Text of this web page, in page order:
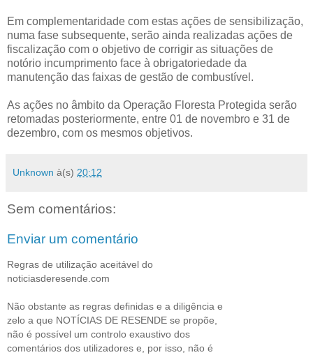
Em complementaridade com estas ações de sensibilização,
numa fase subsequente, serão ainda realizadas ações de
fiscalização com o objetivo de corrigir as situações de
notório incumprimento face à obrigatoriedade da
manutenção das faixas de gestão de combustível.
As ações no âmbito da Operação Floresta Protegida serão
retomadas posteriormente, entre 01 de novembro e 31 de
dezembro, com os mesmos objetivos.
Unknown à(s) 20:12
Sem comentários:
Enviar um comentário
Regras de utilização aceitável do
noticiasderesende.com
Não obstante as regras definidas e a diligência e
zelo a que NOTÍCIAS DE RESENDE se propõe,
não é possível um controlo exaustivo dos
comentários dos utilizadores e, por isso, não é